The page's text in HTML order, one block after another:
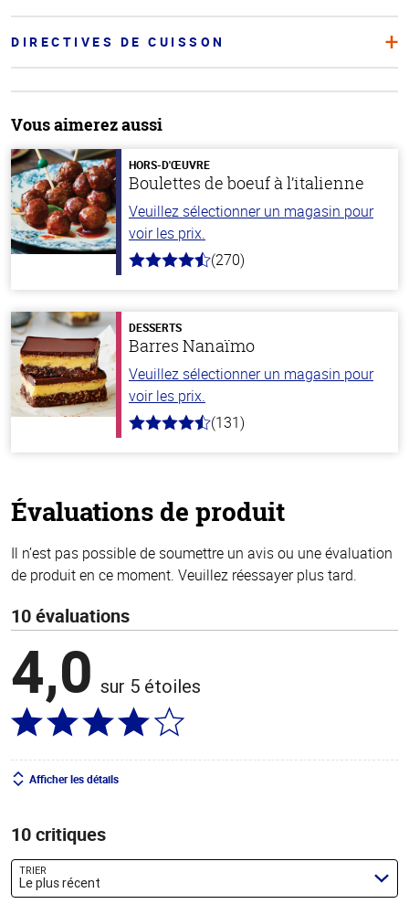
DIRECTIVES DE CUISSON
Vous aimerez aussi
HORS-D'ŒUVRE
Boulettes de boeuf à l’italienne
Veuillez sélectionner un magasin pour
voir les prix.
4.5
stars
(270)
DESSERTS
Barres Nanaïmo
Veuillez sélectionner un magasin pour
voir les prix.
4.4
(131)
Évaluations de produit
Il n’est pas possible de soumettre un avis ou une évaluation
de produit en ce moment. Veuillez réessayer plus tard.
10 évaluations
4,0 sur 5 étoiles
Afficher les détails
10 critiques
TRIER
Le plus récent